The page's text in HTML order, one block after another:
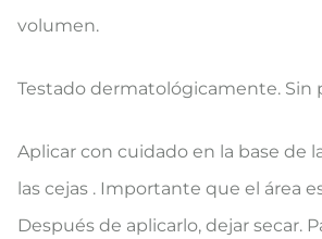
volumen.
Testado dermatológicamente. Sin
Aplicar con cuidado en la base de
las cejas . Importante que el área
Después de aplicarlo, dejar secar.